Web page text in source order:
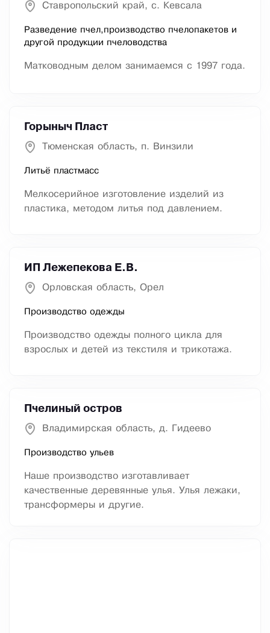
Ставропольский край, с. Кевсала
Разведение пчел,производство пчелопакетов и
другой продукции пчеловодства
Матководным делом занимаемся с 1997 года.
Горыныч Пласт
Тюменская область, п. Винзили
Литьё пластмасс
Мелкосерийное изготовление изделий из
пластика, методом литья под давлением.
ИП Лежепекова Е.В.
Орловская область, Орел
Производство одежды
Производство одежды полного цикла для
взрослых и детей из текстиля и трикотажа.
Пчелиный остров
Владимирская область, д. Гидеево
Производство ульев
Наше производство изготавливает
качественные деревянные улья. Улья лежаки,
трансформеры и другие.